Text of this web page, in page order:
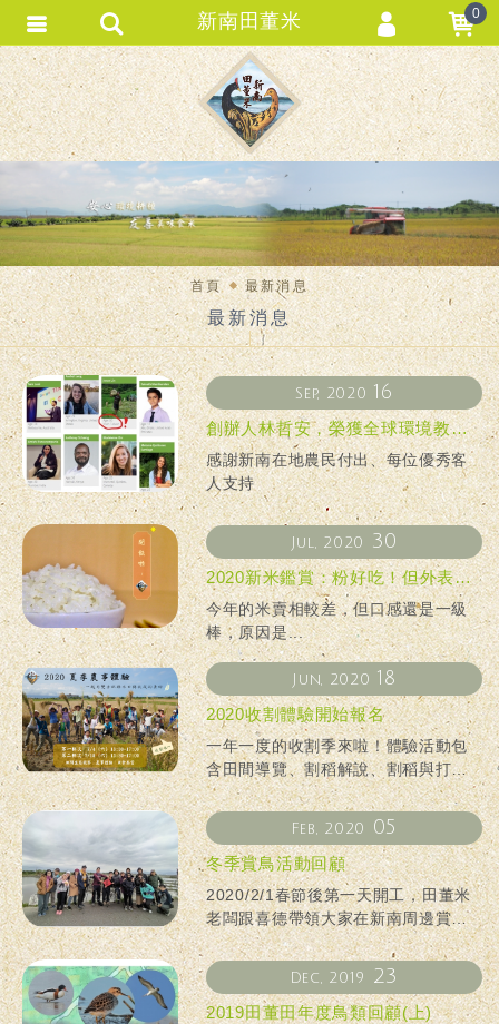
首頁 最新消息
最新消息
Sep, 2020 16
創辦人林哲安，榮獲全球環境教育
青年領袖獎
感謝新南在地農民付出、每位優秀客
人支持
Jul, 2020 30
2020新米鑑賞：粉好吃！但外表請
多包涵
今年的米賣相較差，但口感還是一級
棒，原因是...
Jun, 2020 18
2020收割體驗開始報名
一年一度的收割季來啦！體驗活動包
含田間導覽、割稻解說、割稻與打穀
體驗、米食品嘗
Feb, 2020 05
冬季賞鳥活動回顧
2020/2/1春節後第一天開工，田董米
老闆跟喜德帶領大家在新南周邊賞
鳥，這是冬季最後一場賞鳥活動，很
開心收穫滿滿喔！一起來回顧今天豐
碩的成果吧。
Dec, 2019 23
2019田董田年度鳥類回顧(上)
新南田董米 0
會員登入
會員註冊
忘記密碼
訂單查詢
匯款通知